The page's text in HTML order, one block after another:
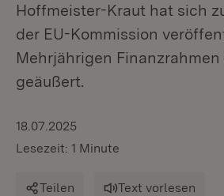
Hoffmeister-Kraut hat sich
der EU-Kommission
Mehrjährigen Finanzrahmen
geäußert.
18.07.2025
Lesezeit: 1 Minute
Teilen Text vorlesen